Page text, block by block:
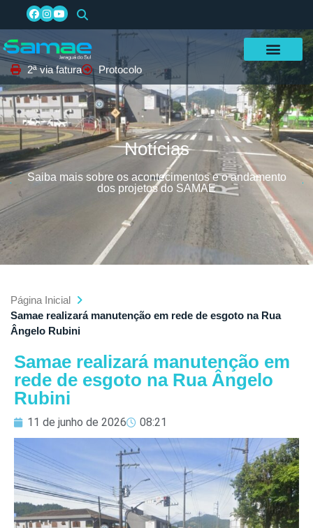
2ª via fatura Protocolo
Notícias
Saiba mais sobre os acontecimentos e o andamento
dos projetos do SAMAE
Página Inicial
Samae realizará manutenção em rede de esgoto na Rua
Ângelo Rubini
Samae realizará manutenção em
rede de esgoto na Rua Ângelo
Rubini
11 de junho de 2026 08:21